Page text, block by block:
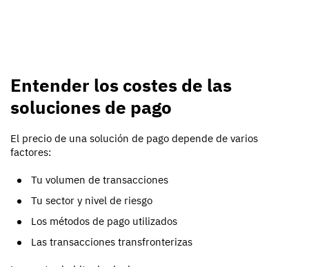
Entender los costes de las
soluciones de pago
El precio de una solución de pago depende de varios
factores:
Tu volumen de transacciones
Tu sector y nivel de riesgo
Los métodos de pago utilizados
Las transacciones transfronterizas